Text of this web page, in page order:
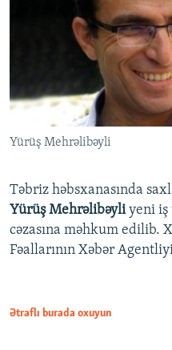
Yürüş Mehrəlibəyli
Təbriz həbsxanasında
Yürüş Mehrəlibəyliyeni iş
cəzasına məhkum edilib.
Fəallarının Xəbər
Ətraflı burada oxuyun